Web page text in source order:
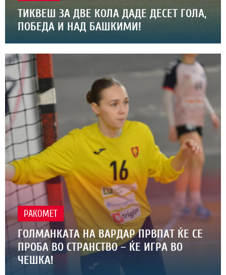
ТИКВЕШ ЗА ДВЕ КОЛА ДАДЕ ДЕСЕТ ГОЛА,
ПОБЕДА И НАД БАШКИМИ!
РАКОМЕТ
ГОЛМАНКАТА НА ВАРДАР ПРВПАТ ЌЕ СЕ
ПРОБА ВО СТРАНСТВО – ЌЕ ИГРА ВО
ЧЕШКА!